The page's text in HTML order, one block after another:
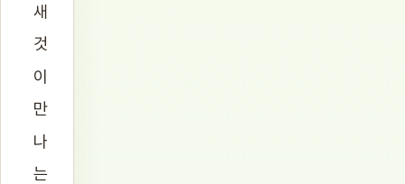
새
것
이
만
나
는